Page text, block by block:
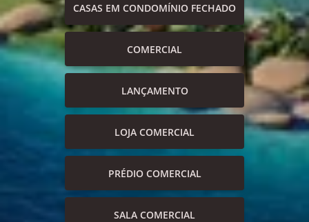
CASAS EM CONDOMÍNIO FECHADO
COMERCIAL
LANÇAMENTO
LOJA COMERCIAL
PRÉDIO COMERCIAL
SALA COMERCIAL